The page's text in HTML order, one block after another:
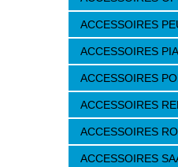
ACCESSOIRES
ACCESSOIRES
ACCESSOIRES
ACCESSOIRES
ACCESSOIRES
ACCESSOIRES